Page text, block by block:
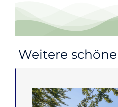
Weitere